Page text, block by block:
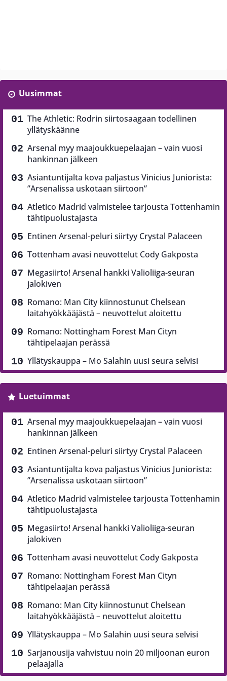
Uusimmat
The Athletic: Rodrin siirtosaagaan todellinen
yllätyskäänne
Arsenal myy maajoukkuepelaajan – vain vuosi
hankinnan jälkeen
Asiantuntijalta kova paljastus Vinicius Juniorista:
”Arsenalissa uskotaan siirtoon”
Atletico Madrid valmistelee tarjousta Tottenhamin
tähtipuolustajasta
Entinen Arsenal-peluri siirtyy Crystal Palaceen
Tottenham avasi neuvottelut Cody Gakposta
Megasiirto! Arsenal hankki Valioliiga-seuran
jalokiven
Romano: Man City kiinnostunut Chelsean
laitahyökkääjästä – neuvottelut aloitettu
Romano: Nottingham Forest Man Cityn
tähtipelaajan perässä
Yllätyskauppa – Mo Salahin uusi seura selvisi
Luetuimmat
Arsenal myy maajoukkuepelaajan – vain vuosi
hankinnan jälkeen
Entinen Arsenal-peluri siirtyy Crystal Palaceen
Asiantuntijalta kova paljastus Vinicius Juniorista:
”Arsenalissa uskotaan siirtoon”
Atletico Madrid valmistelee tarjousta Tottenhamin
tähtipuolustajasta
Megasiirto! Arsenal hankki Valioliiga-seuran
jalokiven
Tottenham avasi neuvottelut Cody Gakposta
Romano: Nottingham Forest Man Cityn
tähtipelaajan perässä
Romano: Man City kiinnostunut Chelsean
laitahyökkääjästä – neuvottelut aloitettu
Yllätyskauppa – Mo Salahin uusi seura selvisi
Sarjanousija vahvistuu noin 20 miljoonan euron
pelaajalla